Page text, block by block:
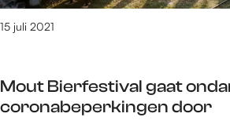
W
a
n
d
e
d
i
t
e
Mout Bierfestival gaat
coronabeperkingen door
15 juli 2021